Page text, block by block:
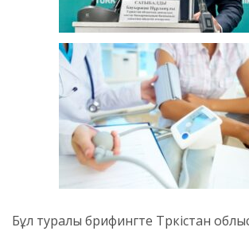
Бұл туралы брифингте Түркістан